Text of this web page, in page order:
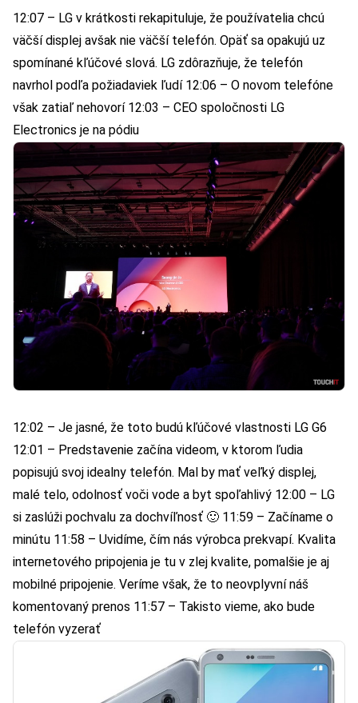
12:07 – LG v krátkosti rekapituluje, že používatelia chcú
väčší displej avšak nie väčší telefón. Opäť sa opakujú uz
spomínané kľúčové slová. LG zdôrazňuje, že telefón
navrhol podľa požiadaviek ľudí 12:06 – O novom telefóne
však zatiaľ nehovorí 12:03 – CEO spoločnosti LG
Electronics je na pódiu
12:02 – Je jasné, že toto budú kľúčové vlastnosti LG G6
12:01 – Predstavenie začína videom, v ktorom ľudia
popisujú svoj idealny telefón. Mal by mať veľký displej,
malé telo, odolnosť voči vode a byt spoľahlivý 12:00 – LG
si zaslúži pochvalu za dochvíľnosť 🙂 11:59 – Začíname o
minútu 11:58 – Uvidíme, čím nás výrobca prekvapí. Kvalita
internetového pripojenia je tu v zlej kvalite, pomalšie je aj
mobilné pripojenie. Veríme však, že to neovplyvní náš
komentovaný prenos 11:57 – Takisto vieme, ako bude
telefón vyzerať